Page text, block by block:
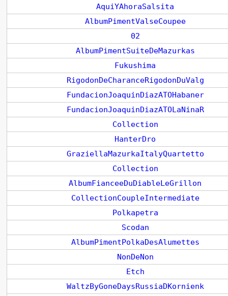
AquiYAhoraSalsita
AlbumPimentValseCoupee
02
AlbumPimentSuiteDeMazurkas
Fukushima
RigodonDeCharanceRigodonDuValg
FundacionJoaquinDiazATOHabaner
FundacionJoaquinDiazATOLaNinaR
Collection
HanterDro
GraziellaMazurkaItalyQuartetto
Collection
AlbumFianceeDuDiableLeGrillon
CollectionCoupleIntermediate
Polkapetra
Scodan
AlbumPimentPolkaDesAlumettes
NonDeNon
Etch
WaltzByGoneDaysRussiaDKornienk